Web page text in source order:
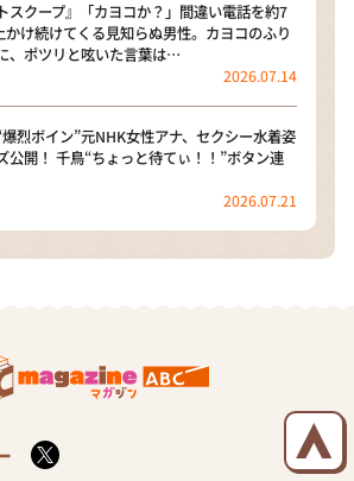
スクープ』「カヨコか？」間違い電話を約7
け続けてくる見知らぬ男性。カヨコのふり
、ポツリと呟いた言葉は…
2026.07.14
爆烈ボイン”元NHK女性アナ、セクシー水着姿
公開！ 千鳥“ちょっと待てぃ！！”ボタン連
2026.07.21